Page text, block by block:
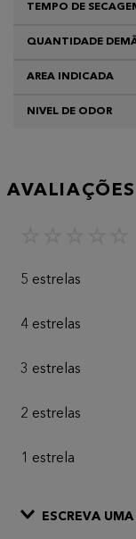
TEMPO DE
QUANTIDADE
AREA INDICADA
NIVEL DE ODOR
AVALIAÇÕES
5 estrelas
4 estrelas
3 estrelas
2 estrelas
1 estrela
ESCREVA